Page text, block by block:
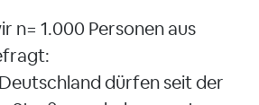
n= 1.000 Personen aus
dürfen seit der